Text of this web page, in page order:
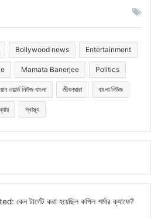
Bollywood news Entertainment
Mamata Banerjee Politics
ওয়ার্ল্ড নিউজ বাংলা জীবনধারা বাংলা নিউজ
স্বাস্থ্য
টার্গেট করা হয়েছিল কপিল শর্মার ক্যাফে?